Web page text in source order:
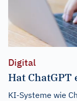
Digital
Hat
KI-Systeme wie